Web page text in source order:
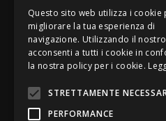
Be Bankers è ideato da
Questo sito web utilizza i cookie
migliorare la tua esperienza di
navigazione. Utilizzando il
acconsenti a tutti i cookie in
la nostra policy per i cookie.
STRETTAMENTE
PERFORMANCE